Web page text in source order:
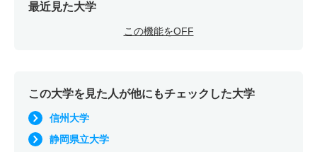
最近見た大学
この機能をOFF
この大学を見た人が他にもチェックした大学
信州大学
静岡県立大学